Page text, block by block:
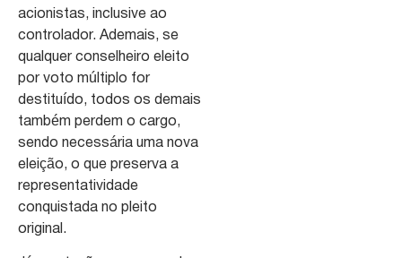
acionistas, inclusive ao
controlador. Ademais, se
qualquer conselheiro eleito
por voto múltiplo for
destituído, todos os demais
também perdem o cargo,
sendo necessária uma nova
eleição, o que preserva a
representatividade
conquistada no pleito
original.